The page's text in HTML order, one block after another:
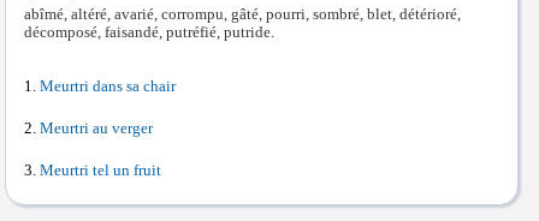
abîmé, altéré, avarié, corrompu, gâté, pourri, sombré, blet, détérioré,
décomposé, faisandé, putréfié, putride.
Meurtri dans sa chair
Meurtri au verger
Meurtri tel un fruit